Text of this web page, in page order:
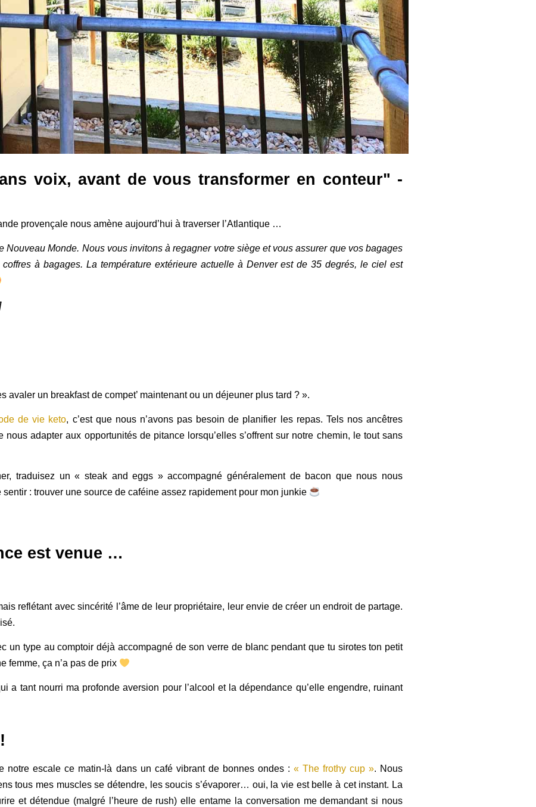
voix, avant de vous transformer en conteur" -
provençale nous amène aujourd’hui à traverser l’Atlantique …
Monde. Nous vous invitons à regagner votre siège et vous assurer que vos bagages
à bagages. La température extérieure actuelle à Denver est de 35 degrés, le ciel est
avaler un breakfast de compet’ maintenant ou un déjeuner plus tard ? ».
de vie keto, c’est que nous n’avons pas besoin de planifier les repas. Tels nos ancêtres
adapter aux opportunités de pitance lorsqu’elles s’offrent sur notre chemin, le tout sans
traduisez un « steak and eggs » accompagné généralement de bacon que nous nous
: trouver une source de caféine assez rapidement pour mon junkie
est venue …
reflétant avec sincérité l’âme de leur propriétaire, leur envie de créer un endroit de partage.
un type au comptoir déjà accompagné de son verre de blanc pendant que tu sirotes ton petit
femme, ça n’a pas de prix
a tant nourri ma profonde aversion pour l’alcool et la dépendance qu’elle engendre, ruinant
notre escale ce matin-là dans un café vibrant de bonnes ondes : « The frothy cup ». Nous
tous mes muscles se détendre, les soucis s’évaporer… oui, la vie est belle à cet instant. La
et détendue (malgré l’heure de rush) elle entame la conversation me demandant si nous